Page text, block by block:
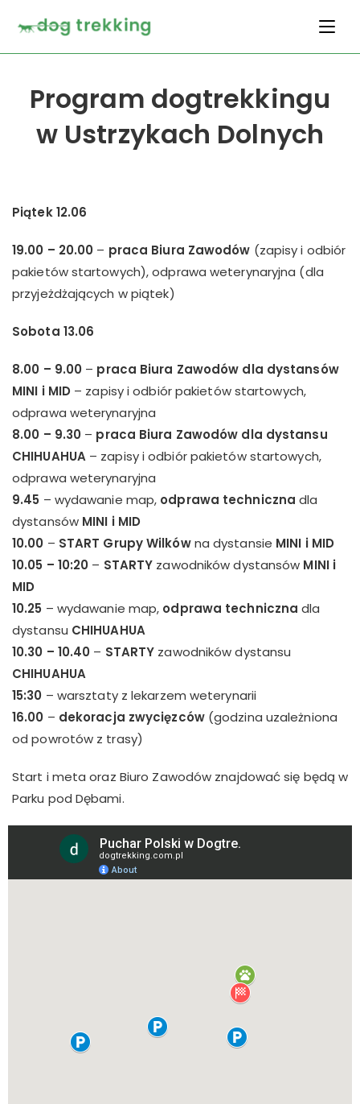
Program dogtrekkingu
w Ustrzykach Dolnych
Piątek 12.06
19.00 – 20.00 – praca Biura Zawodów (zapisy i odbiór
pakietów startowych), odprawa weterynaryjna (dla
przyjeżdżających w piątek)
Sobota 13.06
8.00 – 9.00 – praca Biura Zawodów dla dystansów
MINI i MID – zapisy i odbiór pakietów startowych,
odprawa weterynaryjna
8.00 – 9.30 – praca Biura Zawodów dla dystansu
CHIHUAHUA– zapisy i odbiór pakietów startowych,
odprawa weterynaryjna
9.45 – wydawanie map, odprawa techniczna dla
dystansów MINI i MID
10.00 – START Grupy Wilkówna dystansie MINI i MID
10.05 – 10:20 – STARTY zawodników dystansów MINI i
MID
10.25 – wydawanie map, odprawa techniczna dla
dystansu CHIHUAHUA
10.30 – 10.40 – STARTY zawodników dystansu
CHIHUAHUA
15:30 – warsztaty z lekarzem weterynarii
16.00 – dekoracja zwycięzców(godzina uzależniona
od powrotów z trasy)
Start i meta oraz Biuro Zawodów znajdować się będą w
Parku pod Dębami.